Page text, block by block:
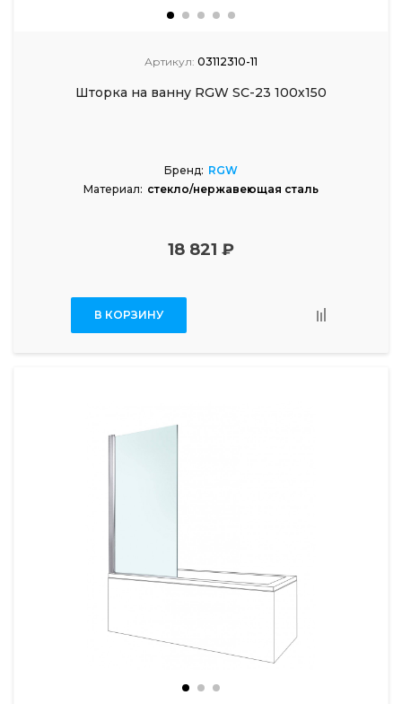
Артикул: 03112310-11
Шторка на ванну RGW SC-23 100х150
Бренд: RGW
Материал: стекло/нержавеющая сталь
18 821 ₽
В КОРЗИНУ